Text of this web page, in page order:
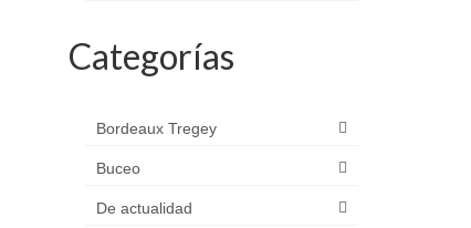
Categorías
Bordeaux Tregey
Buceo
De actualidad